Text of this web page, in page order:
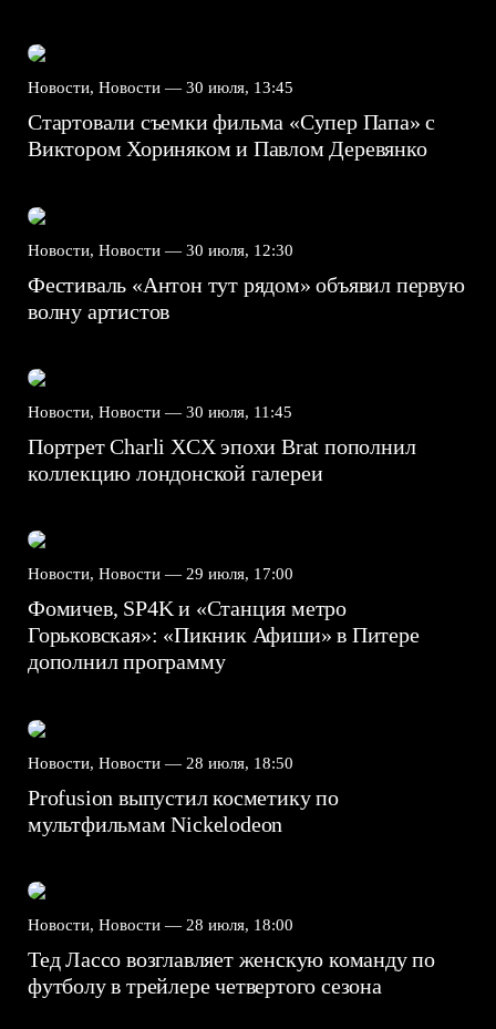
Новости, Новости — 30 июля, 13:45
Стартовали съемки фильма «Супер Папа» с
Виктором Хориняком и Павлом Деревянко
Новости, Новости — 30 июля, 12:30
Фестиваль «Антон тут рядом» объявил первую
волну артистов
Новости, Новости — 30 июля, 11:45
Портрет Charli XCX эпохи Brat пополнил
коллекцию лондонской галереи
Новости, Новости — 29 июля, 17:00
Фомичев, SP4K и «Станция метро
Горьковская»: «Пикник Афиши» в Питере
дополнил программу
Новости, Новости — 28 июля, 18:50
Profusion выпустил косметику по
мультфильмам Nickelodeon
Новости, Новости — 28 июля, 18:00
Тед Лассо возглавляет женскую команду по
футболу в трейлере четвертого сезона